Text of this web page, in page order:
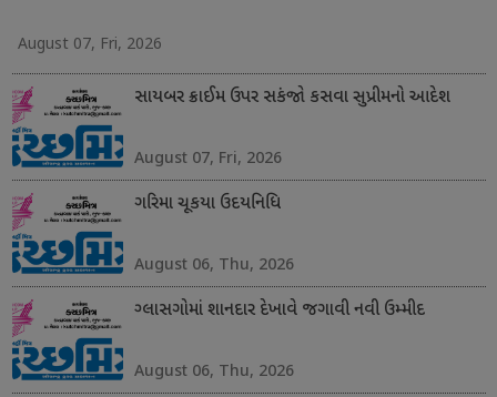
August 07, Fri, 2026
સાયબર ક્રાઈમ ઉપર સકંજો કસવા સુપ્રીમનો આદેશ
August 07, Fri, 2026
ગરિમા ચૂકયા ઉદયનિધિ
August 06, Thu, 2026
ગ્લાસગોમાં શાનદાર દેખાવે જગાવી નવી ઉમ્મીદ
August 06, Thu, 2026